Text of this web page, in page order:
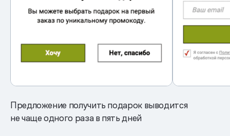
Предложение получить подарок выводится
не чаще одного раза в пять дней